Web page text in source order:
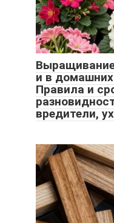
и в
Правила и
вредители,